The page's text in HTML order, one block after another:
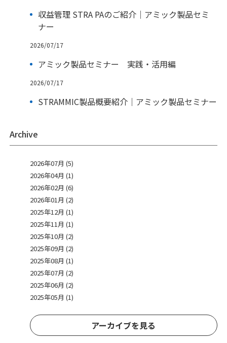
収益管理 STRA PAのご紹介｜アミック製品セミ
ナー
2026/07/17
アミック製品セミナー 実践・活用編
2026/07/17
STRAMMIC製品概要紹介｜アミック製品セミナー
Archive
2026年07月 (5)
2026年04月 (1)
2026年02月 (6)
2026年01月 (2)
2025年12月 (1)
2025年11月 (1)
2025年10月 (2)
2025年09月 (2)
2025年08月 (1)
2025年07月 (2)
2025年06月 (2)
2025年05月 (1)
アーカイブを見る